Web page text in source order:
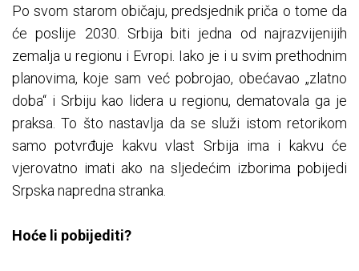
Po svom starom običaju, predsjednik priča o tome da
će poslije 2030. Srbija biti jedna od najrazvijenijih
zemalja u regionu i Evropi. Iako je i u svim prethodnim
planovima, koje sam već pobrojao, obećavao „zlatno
doba“ i Srbiju kao lidera u regionu, dematovala ga je
praksa. To što nastavlja da se služi istom retorikom
samo potvrđuje kakvu vlast Srbija ima i kakvu će
vjerovatno imati ako na sljedećim izborima pobijedi
Srpska napredna stranka.
Hoće li pobijediti?